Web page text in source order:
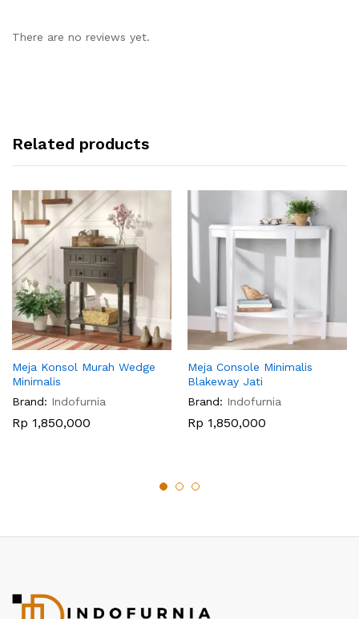
There are no reviews yet.
Related products
Meja Konsol Murah Wedge
Minimalis
Brand: Indofurnia
Rp 1,850,000
Meja Console Minimalis
Blakeway Jati
Brand: Indofurnia
Rp 1,850,000